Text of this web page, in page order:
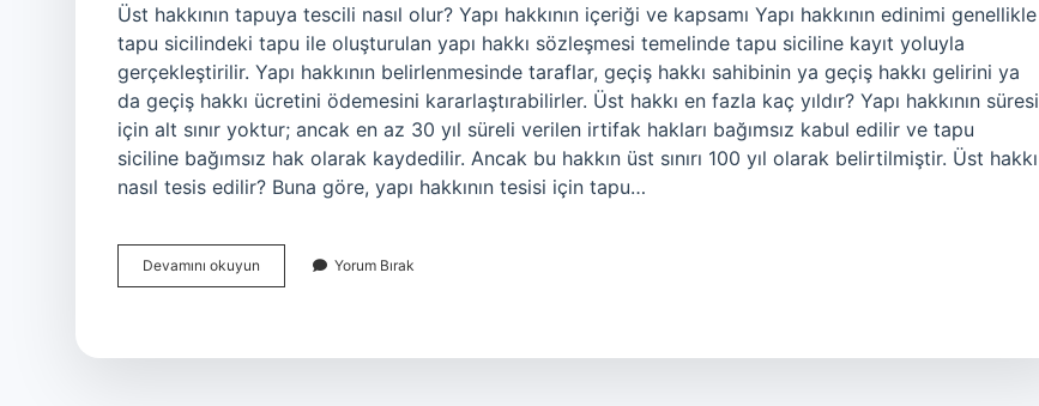
Üst hakkının tapuya tescili nasıl olur? Yapı hakkının içeriği ve kapsamı Yapı hakkının edinimi genellikle
tapu sicilindeki tapu ile oluşturulan yapı hakkı sözleşmesi temelinde tapu siciline kayıt yoluyla
gerçekleştirilir. Yapı hakkının belirlenmesinde taraflar, geçiş hakkı sahibinin ya geçiş hakkı gelirini ya
da geçiş hakkı ücretini ödemesini kararlaştırabilirler. Üst hakkı en fazla kaç yıldır? Yapı hakkının süresi
için alt sınır yoktur; ancak en az 30 yıl süreli verilen irtifak hakları bağımsız kabul edilir ve tapu
siciline bağımsız hak olarak kaydedilir. Ancak bu hakkın üst sınırı 100 yıl olarak belirtilmiştir. Üst hakkı
nasıl tesis edilir? Buna göre, yapı hakkının tesisi için tapu…
Devamını okuyun
Hakkı
Yorum Bırak